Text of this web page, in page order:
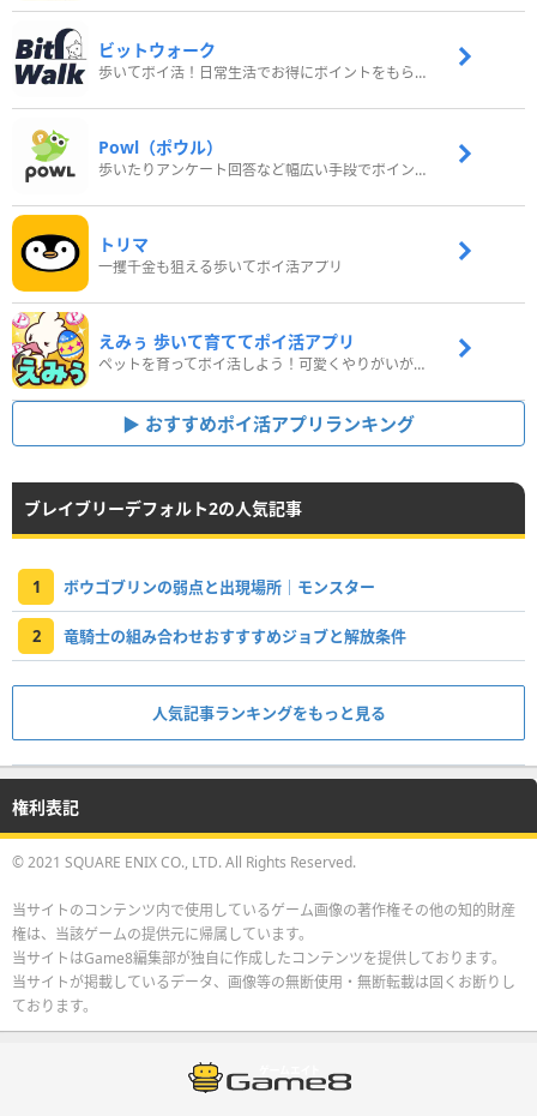
ビットウォーク
歩いてポイ活！日常生活でお得にポイントをもらおう
Powl（ポウル）
歩いたりアンケート回答など幅広い手段でポイントをゲット
トリマ
一攫千金も狙える歩いてポイ活アプリ
えみぅ 歩いて育ててポイ活アプリ
ペットを育ってポイ活しよう！可愛くやりがいがある新感覚アプリ
おすすめポイ活アプリランキング
ブレイブリーデフォルト2の人気記事
1 ボウゴブリンの弱点と出現場所｜モンスター
2 竜騎士の組み合わせおすすすめジョブと解放条件
人気記事ランキングをもっと見る
権利表記
© 2021 SQUARE ENIX CO., LTD. All Rights Reserved.
当サイトのコンテンツ内で使用しているゲーム画像の著作権その他の知的財産
権は、当該ゲームの提供元に帰属しています。
当サイトはGame8編集部が独自に作成したコンテンツを提供しております。
当サイトが掲載しているデータ、画像等の無断使用・無断転載は固くお断りし
ております。